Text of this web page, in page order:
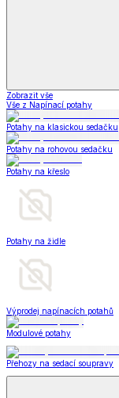
Zobrazit vše
Vše z Napínací potahy
Potahy na klasickou sedačku
Potahy na rohovou sedačku
Potahy na křeslo
Potahy na židle
Výprodej napínacích potahů
Modulové potahy
Přehozy na sedací soupravy